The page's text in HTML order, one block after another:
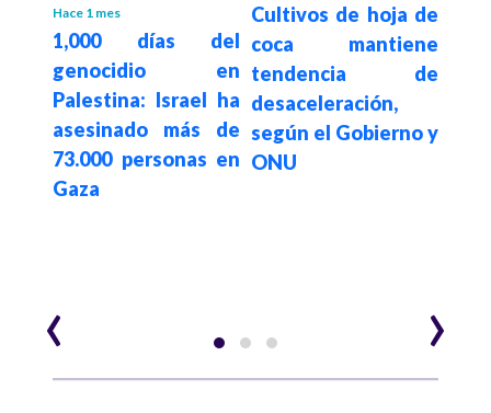
Hace 1 mes
1,000 días del
genocidio en
Palestina: Israel ha
asesinado más de
73.000 personas en
Gaza
Cultivos de hoja de
coca mantiene
tendencia de
desaceleración,
según el Gobierno y
ONU
‹ ›